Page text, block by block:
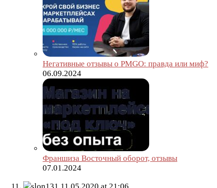
Негативные отзывы о PMGO: правда или миф?
06.09.2024
Франшиза Восточный оборот, отзывы
07.01.2024
slon131 11.05.2020 at 21:06